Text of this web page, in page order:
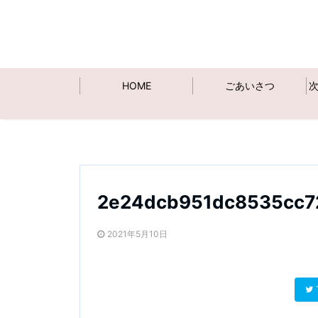
HOME ごあいさつ
2021年5月10日